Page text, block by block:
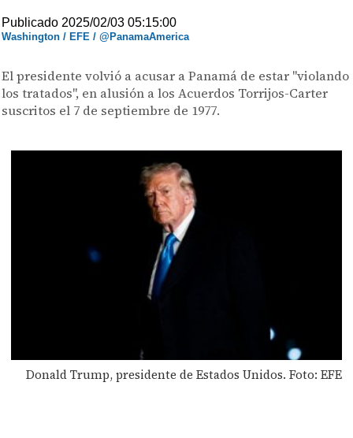
Publicado 2025/02/03 05:15:00
Washington / EFE / @PanamaAmerica
El presidente volvió a acusar a Panamá de estar "violando
los tratados", en alusión a los Acuerdos Torrijos-Carter
suscritos el 7 de septiembre de 1977.
Donald Trump, presidente de Estados Unidos. Foto: EFE